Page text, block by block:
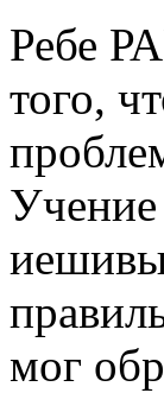
Ребе
того,
Учение
мог